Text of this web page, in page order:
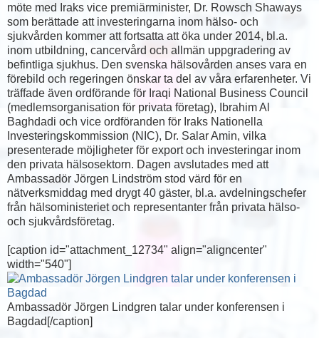
möte med Iraks vice premiärminister, Dr. Rowsch Shaways
som berättade att investeringarna inom hälso- och
sjukvården kommer att fortsatta att öka under 2014, bl.a.
inom utbildning, cancervård och allmän uppgradering av
befintliga sjukhus. Den svenska hälsovården anses vara en
förebild och regeringen önskar ta del av våra erfarenheter. Vi
träffade även ordförande för Iraqi National Business Council
(medlemsorganisation för privata företag), Ibrahim Al
Baghdadi och vice ordföranden för Iraks Nationella
Investeringskommission (NIC), Dr. Salar Amin, vilka
presenterade möjligheter för export och investeringar inom
den privata hälsosektorn. Dagen avslutades med att
Ambassadör Jörgen Lindström stod värd för en
nätverksmiddag med drygt 40 gäster, bl.a. avdelningschefer
från hälsoministeriet och representanter från privata hälso-
och sjukvårdsföretag.
[caption id="attachment_12734" align="aligncenter"
width="540"]
Ambassadör Jörgen Lindgren talar under konferensen i
Bagdad[/caption]